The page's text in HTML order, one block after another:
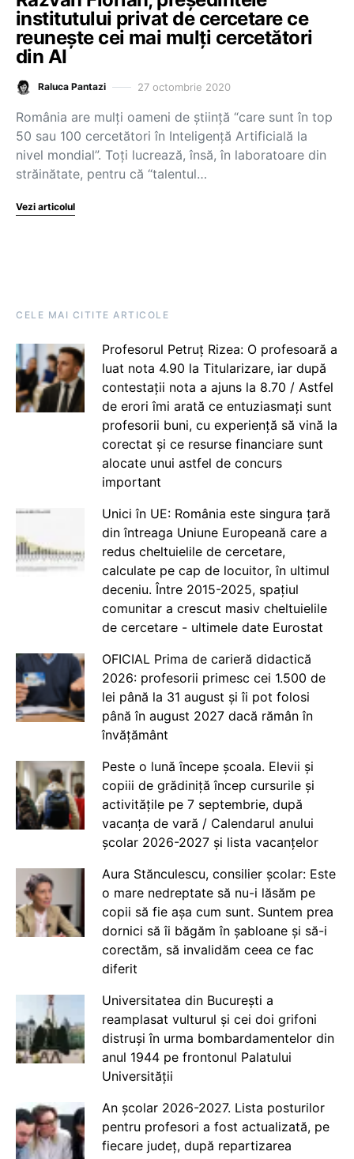
institutului privat de cercetare ce
reunește cei mai mulți cercetători
din AI
Raluca Pantazi 27 octombrie 2020
România are mulți oameni de știință “care sunt în top
50 sau 100 cercetători în Inteligență Artificială la
nivel mondial”. Toți lucrează, însă, în laboratoare din
străinătate, pentru că “talentul…
Vezi articolul
CELE MAI CITITE ARTICOLE
Profesorul Petruț Rizea: O profesoară a
luat nota 4.90 la Titularizare, iar după
contestații nota a ajuns la 8.70 / Astfel
de erori îmi arată ce entuziasmați sunt
profesorii buni, cu experiență să vină la
corectat și ce resurse financiare sunt
alocate unui astfel de concurs
important
Unici în UE: România este singura țară
din întreaga Uniune Europeană care a
redus cheltuielile de cercetare,
calculate pe cap de locuitor, în ultimul
deceniu. Între 2015-2025, spațiul
comunitar a crescut masiv cheltuielile
de cercetare - ultimele date Eurostat
OFICIAL Prima de carieră didactică
2026: profesorii primesc cei 1.500 de
lei până la 31 august și îi pot folosi
până în august 2027 dacă rămân în
învățământ
Peste o lună începe școala. Elevii și
copiii de grădiniță încep cursurile și
activitățile pe 7 septembrie, după
vacanța de vară / Calendarul anului
școlar 2026-2027 și lista vacanțelor
Aura Stănculescu, consilier școlar: Este
o mare nedreptate să nu-i lăsăm pe
copii să fie așa cum sunt. Suntem prea
dornici să îi băgăm în șabloane și să-i
corectăm, să invalidăm ceea ce fac
diferit
Universitatea din București a
reamplasat vulturul și cei doi grifoni
distruși în urma bombardamentelor din
anul 1944 pe frontonul Palatului
Universității
An școlar 2026-2027. Lista posturilor
pentru profesori a fost actualizată, pe
fiecare județ, după repartizarea